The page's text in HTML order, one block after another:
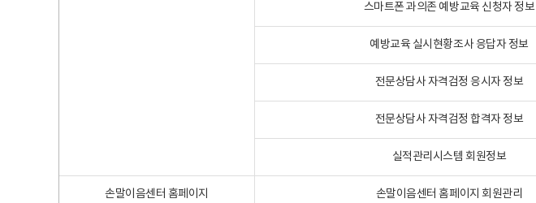
스마트폰 과의존 예방교육 신청자 정보
예방교육 실시현황조사 응답자 정보
전문상담사 자격검정 응시자 정보
전문상담사 자격검정 합격자 정보
실적관리시스템 회원정보
손말이음센터 홈페이지 손말이음센터 홈페이지 회원관리